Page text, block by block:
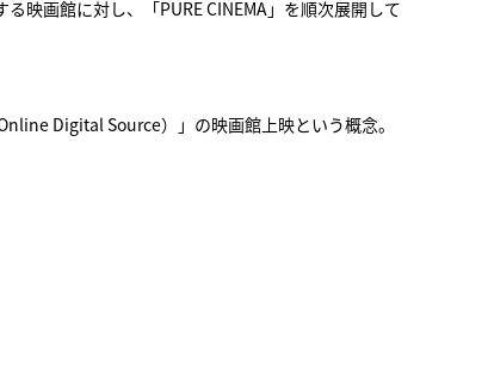
映画館に対し、「PURE CINEMA」を順次展開して
Digital Source）」の映画館上映という概念。